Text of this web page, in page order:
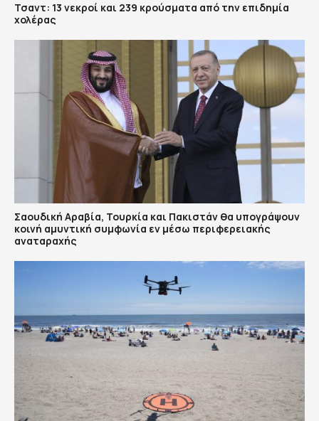
Τσαντ: 13 νεκροί και 239 κρούσματα από την επιδημία
χολέρας
Σαουδική Αραβία, Τουρκία και Πακιστάν θα υπογράψουν
κοινή αμυντική συμφωνία εν μέσω περιφερειακής
αναταραχής